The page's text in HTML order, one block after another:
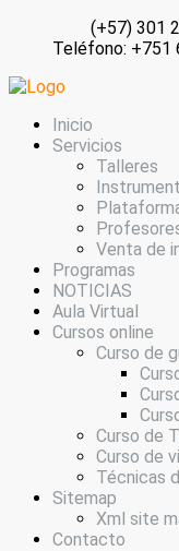
(+57) 301
Teléfono:
Inicio
Servicios
Talleres
Venta de
Programas
NOTICIAS
Aula Virtual
Cursos online
Curso de
Curso de
Curso de
Técnicas
Sitemap
Xml site
Contacto